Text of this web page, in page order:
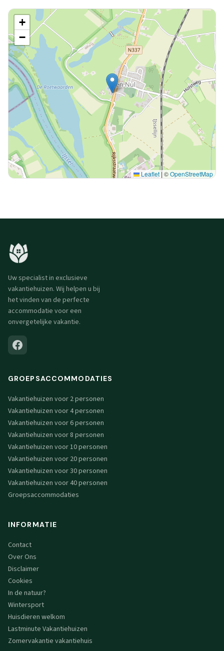
+
−
Leaflet | ©OpenStreetMap
Uw specialist in exclusieve
vakantiehuizen. Wij helpen u bij
het vinden van de perfecte
accommodatie voor een
onvergetelijke vakantie.
GROEPSACCOMMODATIES
Vakantiehuizen voor 2 personen
Vakantiehuizen voor 4 personen
Vakantiehuizen voor 6 personen
Vakantiehuizen voor 8 personen
Vakantiehuizen voor 10 personen
Vakantiehuizen voor 20 personen
Vakantiehuizen voor 30 personen
Vakantiehuizen voor 40 personen
Groepsaccommodaties
INFORMATIE
Contact
Over Ons
Disclaimer
Cookies
In de natuur?
Wintersport
Huisdieren welkom
Lastminute Vakantiehuizen
Zomervakantie vakantiehuis